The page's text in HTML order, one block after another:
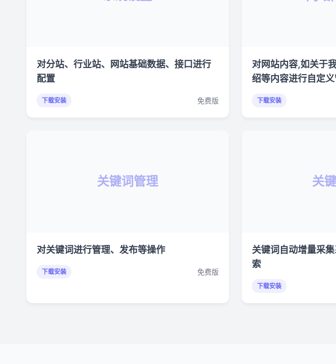
对分站、行业站、网站基础数据、接口进行
配置
下载安装 免费版
对网站内容,如关于
绍等内容进行自定
下载安装
关键词管理
对关键词进行管理、发布等操作
下载安装 免费版
关
关键词自动增量采
索
下载安装